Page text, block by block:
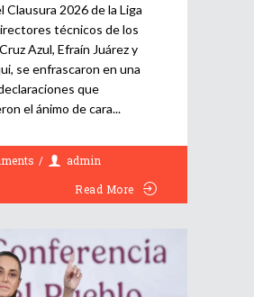
Clausura 2026 de la Liga
técnicos de los
Azul, Efraín Juárez y
se enfrascaron en una
que
el ánimo de cara
admin
Read More